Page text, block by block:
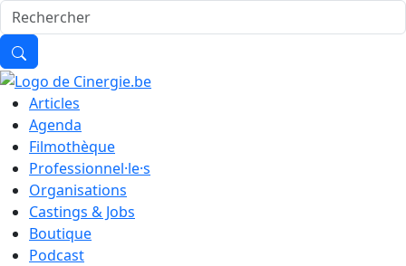
Articles
Agenda
Filmothèque
Professionnel·le·s
Organisations
Castings & Jobs
Boutique
Podcast